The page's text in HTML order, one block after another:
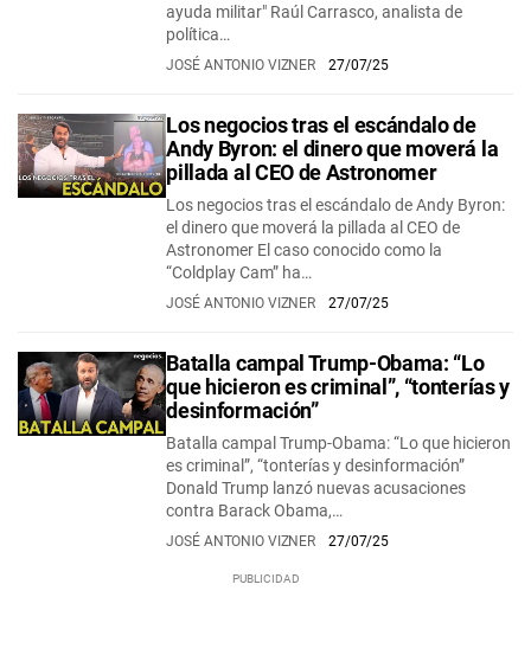
ayuda militar" Raúl Carrasco, analista de
política…
JOSÉ ANTONIO VIZNER 27/07/25
Los negocios tras el escándalo de
Andy Byron: el dinero que moverá la
pillada al CEO de Astronomer
Los negocios tras el escándalo de Andy Byron:
el dinero que moverá la pillada al CEO de
Astronomer El caso conocido como la
“Coldplay Cam” ha…
JOSÉ ANTONIO VIZNER 27/07/25
Batalla campal Trump-Obama: “Lo
que hicieron es criminal”, “tonterías y
desinformación”
Batalla campal Trump-Obama: “Lo que hicieron
es criminal”, “tonterías y desinformación”
Donald Trump lanzó nuevas acusaciones
contra Barack Obama,…
JOSÉ ANTONIO VIZNER 27/07/25